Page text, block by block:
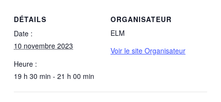
DÉTAILS
Date :
10 novembre 2023
Heure :
19 h 30 min - 21 h 00 min
ORGANISATEUR
ELM
Voir le site Organisateur